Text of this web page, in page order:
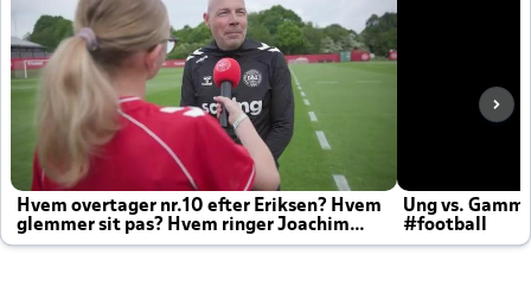
Hvem overtager nr.10 efter Eriksen? Hvem
glemmer sit pas? Hvem ringer Joachim
altid til efter kampe?
Ung vs.
#football